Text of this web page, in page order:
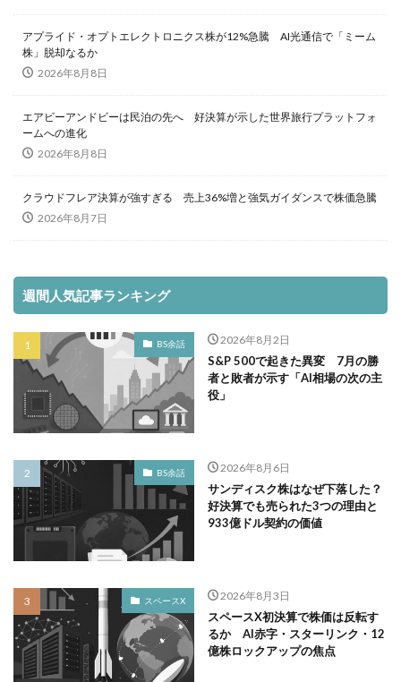
アプライド・オプトエレクトロニクス株が12%急騰 AI光通信で「ミーム
株」脱却なるか
2026年8月8日
エアビーアンドビーは民泊の先へ 好決算が示した世界旅行プラットフォ
ームへの進化
2026年8月8日
クラウドフレア決算が強すぎる 売上36%増と強気ガイダンスで株価急騰
2026年8月7日
週間人気記事ランキング
BS余話 2026年8月2日
S&P 500で起きた異変 7月の勝
者と敗者が示す「AI相場の次の主
役」
BS余話 2026年8月6日
サンディスク株はなぜ下落した？
好決算でも売られた3つの理由と
933億ドル契約の価値
スペースX 2026年8月3日
スペースX初決算で株価は反転す
るか AI赤字・スターリンク・12
億株ロックアップの焦点